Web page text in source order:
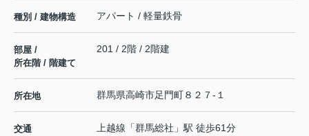
種別 / 建物構造 アパート / 軽量鉄骨
部屋 /
所在階 / 階建て
201 / 2階 / 2階建
所在地 群馬県高崎市足門町８２７-１
交通 上越線 「群馬総社 」駅 徒歩61分